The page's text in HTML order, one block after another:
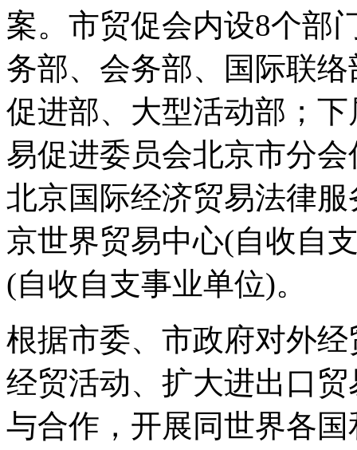
案。市贸促会内设8个部
务部、会务部、国际联
促进部、大型活动部；
易促进委员会北京市分
北京国际经济贸易法律
京世界贸易中心(自收自
(自收自支事业单位)。
根据市委、市政府对外
经贸活动、扩大进出口
与合作，开展同世界各